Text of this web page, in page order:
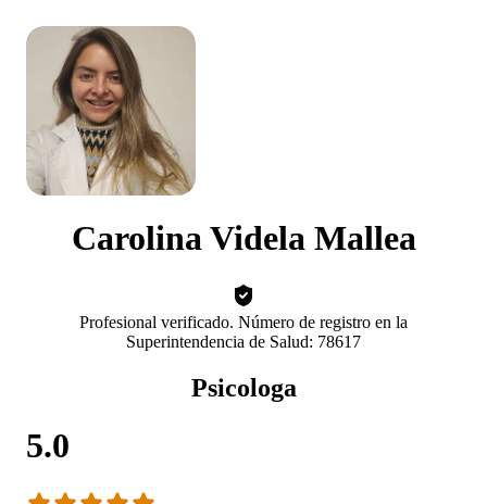
Carolina Videla Mallea
Profesional verificado. Número de registro en la
Superintendencia de Salud: 78617
Psicologa
5.0